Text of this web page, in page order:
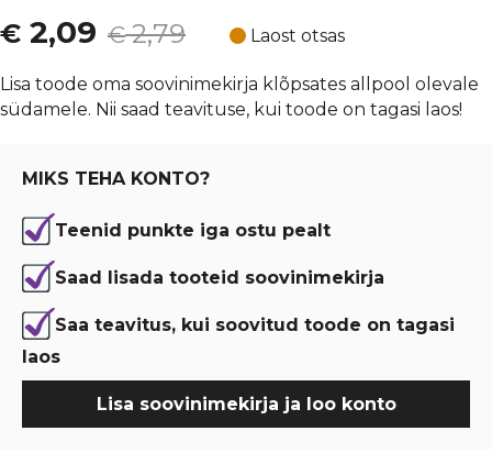
€2,79
Algne
hind
oli:
€ 2,79.
€ 2,09
Current
price
is:
€ 2,09.
Laost otsas
Lisa toode oma soovinimekirja klõpsates allpool olevale
südamele. Nii saad teavituse, kui toode on tagasi laos!
MIKS TEHA KONTO?
Teenid punkte iga ostu pealt
Saad lisada tooteid soovinimekirja
Saa teavitus, kui soovitud toode on tagasi
laos
Lisa soovinimekirja ja loo konto